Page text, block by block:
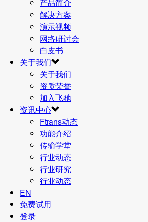
产品简介
解决方案
演示视频
网络研讨会
白皮书
关于我们
关于我们
资质荣誉
加入飞驰
资讯中心
Ftrans动态
功能介绍
传输学堂
行业动态
行业研究
行业动态
EN
免费试用
登录